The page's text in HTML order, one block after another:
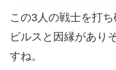
この3人の戦士を打ち
ビルスと因縁があり
すね。